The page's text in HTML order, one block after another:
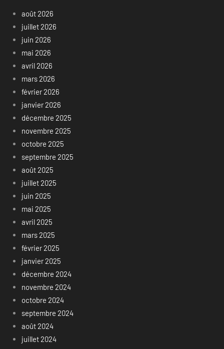
août 2026
juillet 2026
juin 2026
mai 2026
avril 2026
mars 2026
février 2026
janvier 2026
décembre 2025
novembre 2025
octobre 2025
septembre 2025
août 2025
juillet 2025
juin 2025
mai 2025
avril 2025
mars 2025
février 2025
janvier 2025
décembre 2024
novembre 2024
octobre 2024
septembre 2024
août 2024
juillet 2024